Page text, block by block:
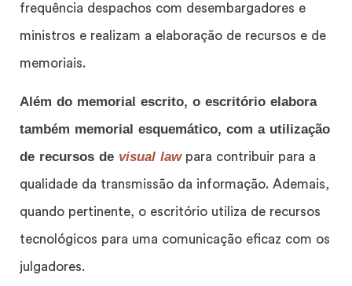
frequência despachos com desembargadores e
ministros e realizam a elaboração de recursos e de
memoriais.
Além do memorial escrito, o escritório elabora
também memorial esquemático, com a utilização
de recursos de visual lawpara contribuir para a
qualidade da transmissão da informação. Ademais,
quando pertinente, o escritório utiliza de recursos
tecnológicos para uma comunicação eficaz com os
julgadores.